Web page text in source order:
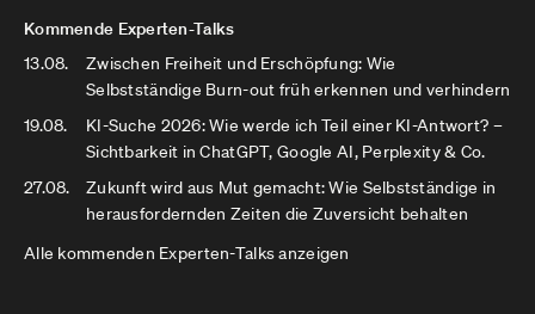
Kommende Experten-Talks
13.08.
Zwischen Freiheit und Erschöpfung: Wie
Selbstständige Burn-out früh erkennen und verhindern
19.08.
KI-Suche 2026: Wie werde ich Teil einer KI-Antwort? –
Sichtbarkeit in ChatGPT, Google AI, Perplexity & Co.
27.08.
Zukunft wird aus Mut gemacht: Wie Selbstständige in
herausfordernden Zeiten die Zuversicht behalten
Alle kommenden Experten-Talks anzeigen